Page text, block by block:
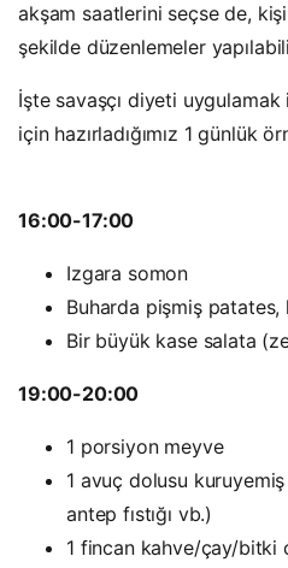
akşam saatlerini seçse de,
şekilde düzenlemeler
İşte savaşçı diyeti
için hazırladığımız 1 günlük
16:00-17:00
Izgara somon
Buharda pişmiş
Bir büyük kase salata
19:00-20:00
1 porsiyon meyve
1 avuç dolusu
antep fıstığı vb.)
1 fincan kahve/çay/bitki